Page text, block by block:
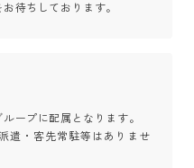
待ちしております。
ープに配属となります。
遣・客先常駐等はありませ